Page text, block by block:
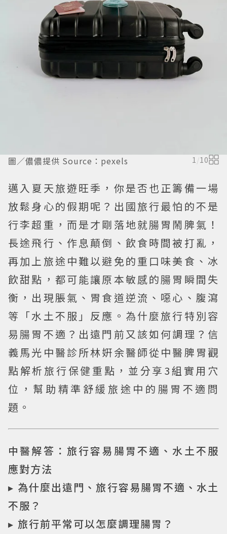
圖／儂儂提供 Source：pexels 1/10
邁入夏天旅遊旺季，你是否也正籌備一場
放鬆身心的假期呢？出國旅行最怕的不是
行李超重，而是才剛落地就腸胃鬧脾氣！
長途飛行、作息顛倒、飲食時間被打亂，
再加上旅途中難以避免的重口味美食、冰
飲甜點，都可能讓原本敏感的腸胃瞬間失
衡，出現脹氣、胃食道逆流、噁心、腹瀉
等「水土不服」反應。為什麼旅行特別容
易腸胃不適？出遠門前又該如何調理？信
義馬光中醫診所林姸余醫師從中醫脾胃觀
點解析旅行保健重點，並分享3組實用穴
位，幫助精準舒緩旅途中的腸胃不適問
題。
中醫解答：旅行容易腸胃不適、水土不服
應對方法
▸ 為什麼出遠門、旅行容易腸胃不適、水土
不服？
▸ 旅行前平常可以怎麼調理腸胃？